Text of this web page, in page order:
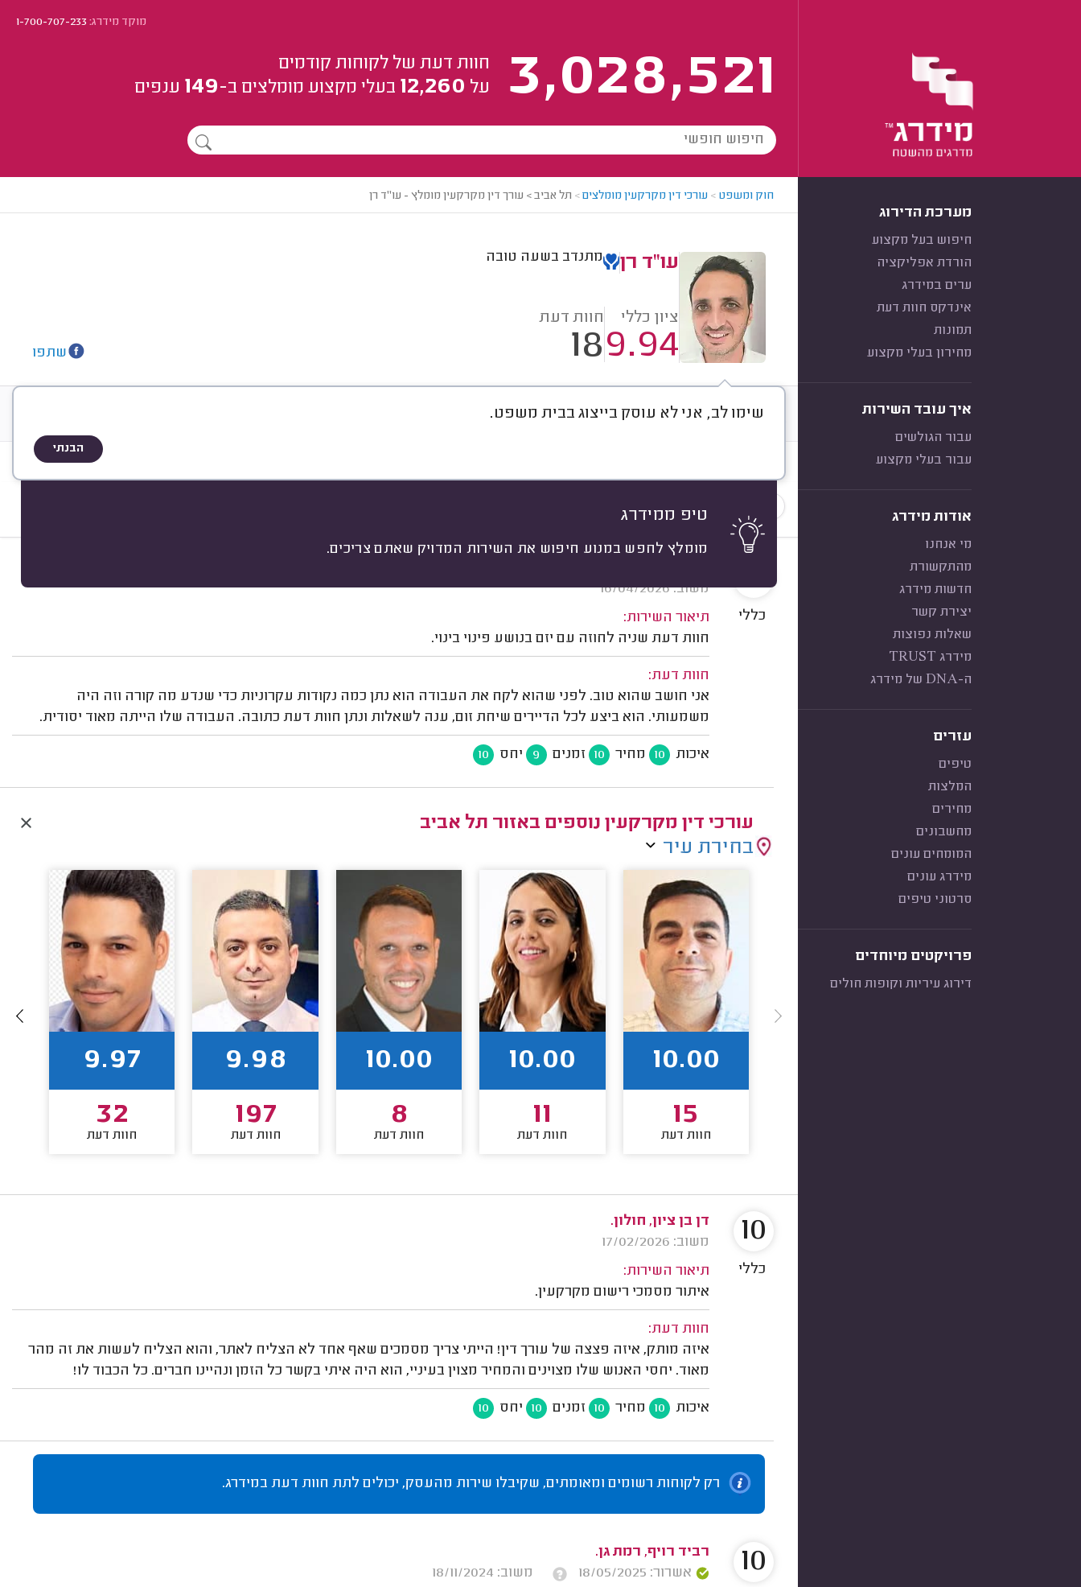
מוקד מידרג:1-700-707-233
3,028,521
חוות דעת של לקוחות קודמים
על 12,260 בעלי מקצוע מומלצים ב-149 ענפים
מערכת הדירוג
חיפוש בעל מקצוע
הורדת אפליקציה
ערים במידרג
אינדקס חוות דעת
תמונות
מחירון בעלי מקצוע
איך עובד השירות
עבור הגולשים
עבור בעלי מקצוע
אודות מידרג
מי אנחנו
מהתקשורת
חדשות מידרג
יצירת קשר
שאלות נפוצות
מידרג TRUST
ה-DNA של מידרג
עזרים
טיפים
המלצות
מחירים
מחשבונים
המומחים עונים
מידרג עונים
סרטוני טיפים
פרויקטים מיוחדים
דירוג עיריות וקופות חולים
חוק ומשפט > עורכי דין מקרקעין מומלצים> תל אביב > עורך דין מקרקעין מומלץ - עו"ד רן
עו"ד רן מתנדב בשעה טובה
ציון כללי
9.94
חוות דעת
18 שתפו
שימו לב, אני לא עוסק בייצוג בבית משפט.
הבנתי
טיפ ממידרג
מומלץ לחפש במנוע חיפוש את השירות המדויק שאתם צריכים.
דברו איתי חוות דעת ממוצע
סוג השירות סוג הנכס
משוב: 16/04/2026
תיאור השירות:
חוות דעת שניה לחוזה עם יזם בנושע פינוי בינוי.
חוות דעת:
אני חושב שהוא טוב. לפני שהוא לקח את העבודה הוא נתן כמה נקודות עקרוניות כדי שנדע מה קורה וזה היה
משמעותי. הוא ביצע לכל הדיירים שיחת זום, ענה לשאלות ונתן חוות דעת כתובה. העבודה שלו הייתה מאוד יסודית.
איכות 10 מחיר 10 זמנים 9 יחס 10
10
כללי
עורכי דין מקרקעין נוספים באזור תל אביב
בחירת עיר
10.00
15
חוות דעת
10.00
11
חוות דעת
10.00
8
חוות דעת
9.98
197
חוות דעת
9.97
32
חוות דעת
דן בן ציון, חולון.
משוב: 17/02/2026
תיאור השירות:
איתור מסמכי רישום מקרקעין.
חוות דעת:
איזה מותק, איזה פצצה של עורך דין! הייתי צריך מסמכים שאף אחד לא הצליח לאתר, והוא הצליח לעשות את זה מהר
מאוד. יחסי האנוש שלו מצוינים והמחיר מצוין בעיניי, הוא היה איתי בקשר כל הזמן ונהיינו חברים. כל הכבוד לו!
איכות 10 מחיר 10 זמנים 10 יחס 10
10
כללי
רק לקוחות רשומים ומאומתים, שקיבלו שירות מהעסק, יכולים לתת חוות דעת במידרג.
רביד רויף, רמת גן.
אשרור: 18/05/2025
משוב: 18/11/2024
10